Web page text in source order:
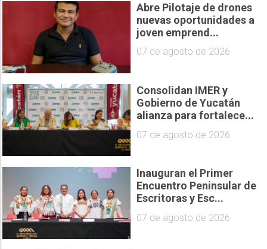
Abre Pilotaje de drones
nuevas oportunidades a
joven emprend...
07 de agosto de 2026
Consolidan IMER y
Gobierno de Yucatán
alianza para fortalece...
07 de agosto de 2026
Inauguran el Primer
Encuentro Peninsular de
Escritoras y Esc...
07 de agosto de 2026